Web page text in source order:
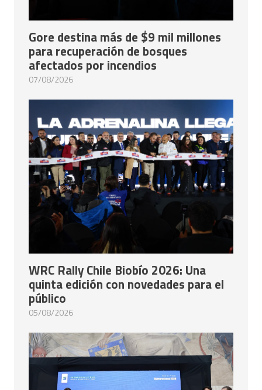
Gore destina más de $9 mil millones
para recuperación de bosques
afectados por incendios
07/08/2026
WRC Rally Chile Biobío 2026: Una
quinta edición con novedades para el
público
05/08/2026